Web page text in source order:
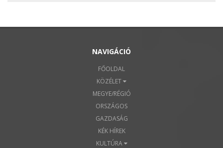
NAVIGÁCIÓ
FŐOLDAL
KÖZÉLET
MEGYE/RÉGIÓ
ORSZÁGOS
GAZDASÁG
KÉK HÍREK
KULTÚRA